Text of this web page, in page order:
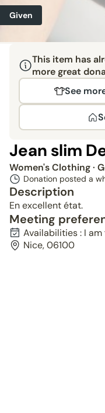
Given
This item has
more great
See
Jean slim
Women's Clothing·
Donation posted a
Description
En excellent état.
Meeting
Availabilities : I
Nice, 06100